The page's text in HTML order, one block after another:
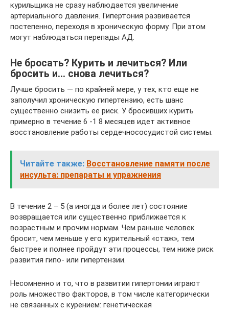
курильщика не сразу наблюдается увеличение
артериального давления. Гипертония развивается
постепенно, переходя в хроническую форму. При этом
могут наблюдаться перепады АД.
Не бросать? Курить и лечиться? Или
бросить и… снова лечиться?
Лучше бросить — по крайней мере, у тех, кто еще не
заполучил хроническую гипертензию, есть шанс
существенно снизить ее риск. У бросивших курить
примерно в течение 6 -1 8 месяцев идет активное
восстановление работы сердечнососудистой системы.
Читайте также: Восстановление памяти после
инсульта: препараты и упражнения
В течение 2 – 5 (а иногда и более лет) состояние
возвращается или существенно приближается к
возрастным и прочим нормам. Чем раньше человек
бросит, чем меньше у его курительный «стаж», тем
быстрее и полнее пройдут эти процессы, тем ниже риск
развития гипо- или гипертензии.
Несомненно и то, что в развитии гипертонии играют
роль множество факторов, в том числе категорически
не связанных с курением: генетическая